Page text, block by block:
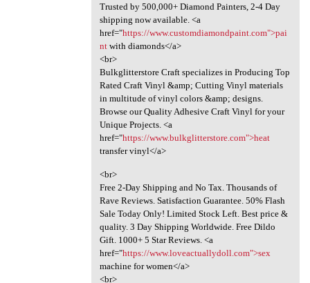
Trusted by 500,000+ Diamond Painters, 2-4 Day
shipping now available. <a
href="https://www.customdiamondpaint.com">pai
ntwith diamonds</a>
<br>
Bulkglitterstore Craft specializes in Producing Top
Rated Craft Vinyl &amp; Cutting Vinyl materials
in multitude of vinyl colors &amp; designs.
Browse our Quality Adhesive Craft Vinyl for your
Unique Projects. <a
href="https://www.bulkglitterstore.com">heat
transfer vinyl</a>
<br>
Free 2-Day Shipping and No Tax. Thousands of
Rave Reviews. Satisfaction Guarantee. 50% Flash
Sale Today Only! Limited Stock Left. Best price &
quality. 3 Day Shipping Worldwide. Free Dildo
Gift. 1000+ 5 Star Reviews. <a
href="https://www.loveactuallydoll.com">sex
machine for women</a>
<br>